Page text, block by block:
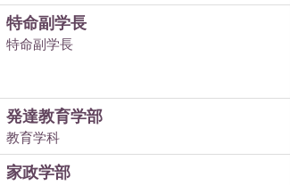
特命副学長
特命副学長
発達教育学部
教育学科
家政学部